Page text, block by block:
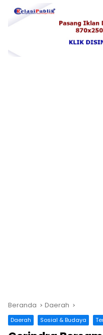
Beranda Daerah
Daerah Sosial & Budaya